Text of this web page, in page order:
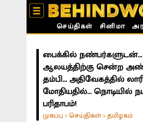
செய்திகள் சினிமா
பைக்கில் நண்பர்களுடன்...
ஆலயத்திற்கு சென்ற
தம்பி... அதிவேகத்தில்
மோதியதில்... நொடியில்
பரிதாபம்!
முகப்பு >செய்திகள் >தமிழகம்